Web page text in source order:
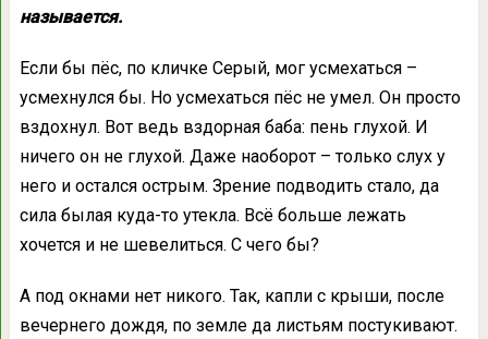
называется.
Если бы пёс, по кличке Серый, мог усмехаться –
усмехнулся бы. Но усмехаться пёс не умел. Он просто
вздохнул. Вот ведь вздорная баба: пень глухой. И
ничего он не глухой. Даже наоборот – только слух у
него и остался острым. Зрение подводить стало, да
сила былая куда-то утекла. Всё больше лежать
хочется и не шевелиться. С чего бы?
А под окнами нет никого. Так, капли с крыши, после
вечернего дождя, по земле да листьям постукивают.